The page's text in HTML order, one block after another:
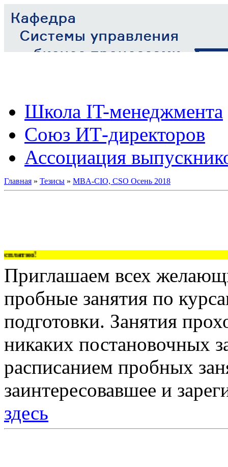
Школа IT-менеджмента
Союз ИТ-директоров
Ассоциация
Главная » Тезисы » MBA-CIO, CSO Осень 2018
Приглашаем всех
пробные занятия по
подготовки. Занятия
никаких постановочных
расписанием пробных
заинтересовавшее и
здесь